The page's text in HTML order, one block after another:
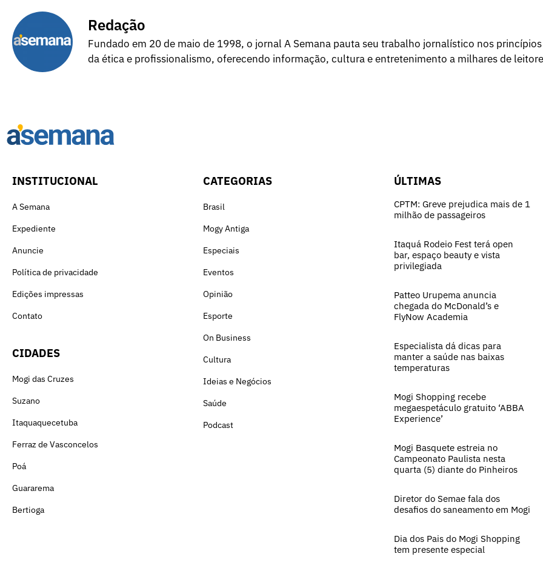
Redação
Fundado em 20 de maio de 1998, o jornal A Semana pauta seu trabalho jornalístico nos princípios
da ética e profissionalismo, oferecendo informação, cultura e entretenimento a milhares de
INSTITUCIONAL
A Semana
Expediente
Anuncie
Política de privacidade
Edições impressas
Contato
CIDADES
Mogi das Cruzes
Suzano
Itaquaquecetuba
Ferraz de Vasconcelos
Poá
Guararema
Bertioga
CATEGORIAS
Brasil
Mogy Antiga
Especiais
Eventos
Opinião
Esporte
On Business
Cultura
Ideias e Negócios
Saúde
Podcast
ÚLTIMAS
CPTM: Greve prejudica mais de 1
milhão de passageiros
Itaquá Rodeio Fest terá open
bar, espaço beauty e vista
privilegiada
Patteo Urupema anuncia
chegada do McDonald’s e
FlyNow Academia
Especialista dá dicas para
manter a saúde nas baixas
temperaturas
Mogi Shopping recebe
megaespetáculo gratuito ‘ABBA
Experience’
Mogi Basquete estreia no
Campeonato Paulista nesta
quarta (5) diante do Pinheiros
Diretor do Semae fala dos
desafios do saneamento em Mogi
Dia dos Pais do Mogi Shopping
tem presente especial